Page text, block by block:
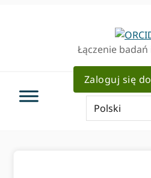
Łączenie badań
Zaloguj się